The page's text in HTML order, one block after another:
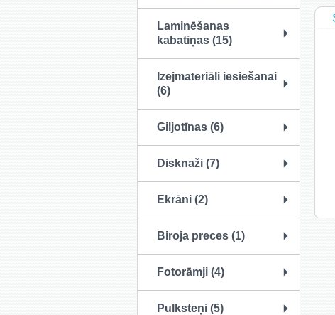
Laminēšanas
kabatiņas (15)
Izejmateriāli iesiešanai
(6)
Giljotīnas (6)
Disknaži (7)
Ekrāni (2)
Biroja preces (1)
Fotorāmji (4)
Pulksteņi (5)